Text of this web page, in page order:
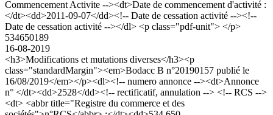
Commencement Activite --><dt>Date de commencement d'activité :
</dt><dd>2011-09-07</dd><!-- Date de cessation activité --><!--
Date de cessation activité --></dl> <p class="pdf-unit"> </p>
534650189
16-08-2019
<h3>Modifications et mutations diverses</h3><p
class="standardMargin"><em>Bodacc B n°20190157 publié le
16/08/2019</em></p><dl><!-- numero annonce --><dt>Annonce
n° </dt><dd>2528</dd><!-- rectificatif, annulation --> <!-- RCS -->
<dt> <abbr title="Registre du commerce et des